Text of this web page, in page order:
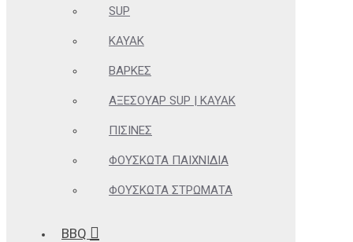
SUP
KAYAK
ΒΆΡΚΕΣ
ΑΞΕΣΟΥΆΡ SUP | KAYAK
ΠΙΣΊΝΕΣ
ΦΟΥΣΚΩΤΆ ΠΑΙΧΝΊΔΙΑ
ΦΟΥΣΚΩΤΆ ΣΤΡΏΜΑΤΑ
BBQ